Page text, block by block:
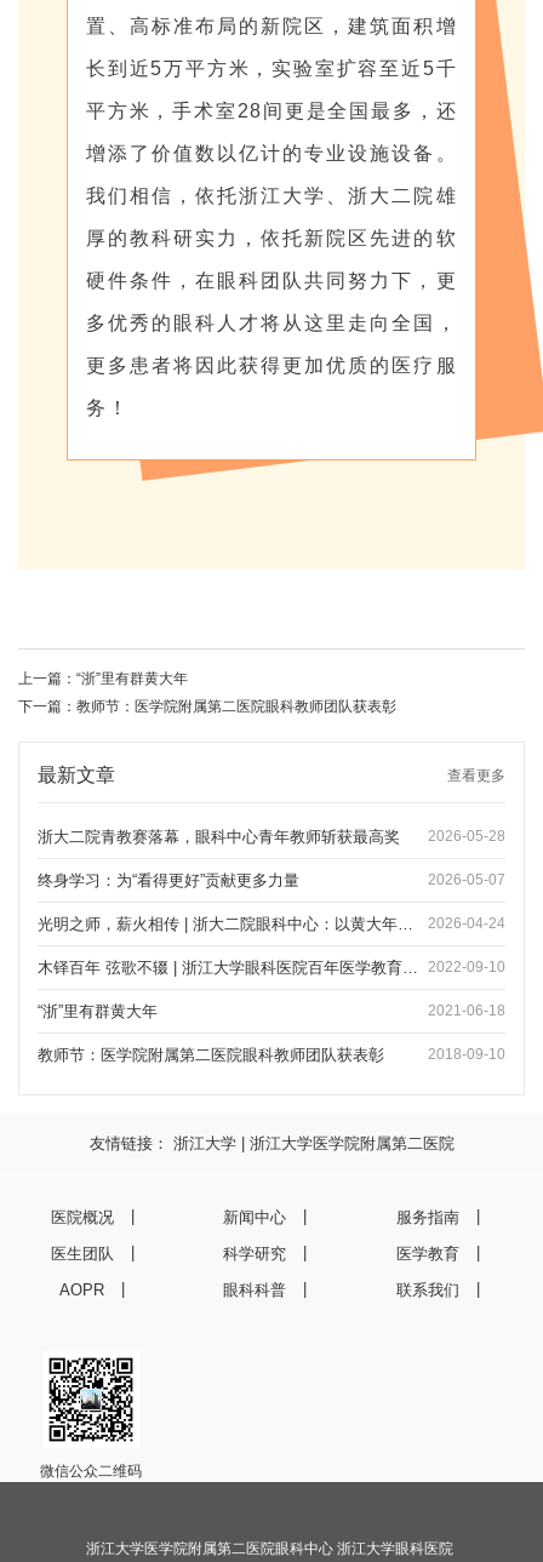
置、高标准布局的新院区，建筑面积增
长到近5万平方米，实验室扩容至近5千
平方米，手术室28间更是全国最多，还
增添了价值数以亿计的专业设施设备。
我们相信，依托浙江大学、浙大二院雄
厚的教科研实力，依托新院区先进的软
硬件条件，在眼科团队共同努力下，更
多优秀的眼科人才将从这里走向全国，
更多患者将因此获得更加优质的医疗服
务！
上一篇： “浙”里有群黄大年
下一篇： 教师节：医学院附属第二医院眼科教师团队获表彰
最新文章 查看更多
浙大二院青教赛落幕，眼科中心青年教师斩获最高奖 2026-05-28
终身学习：为“看得更好”贡献更多力量 2026-05-07
2026-04-24
2022-09-10
“浙”里有群黄大年 2021-06-18
教师节：医学院附属第二医院眼科教师团队获表彰 2018-09-10
友情链接： 浙江大学| 浙江大学医学院附属第二医院
医院概况 新闻中心 服务指南
医生团队 科学研究 医学教育
AOPR 眼科科普 联系我们
微信公众二维码
浙江大学医学院附属第二医院眼科中心 浙江大学眼科医院